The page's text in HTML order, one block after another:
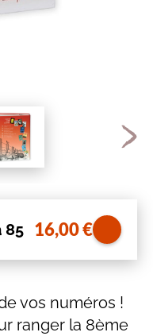
85 16,00€
vos numéros !
ranger la 8ème